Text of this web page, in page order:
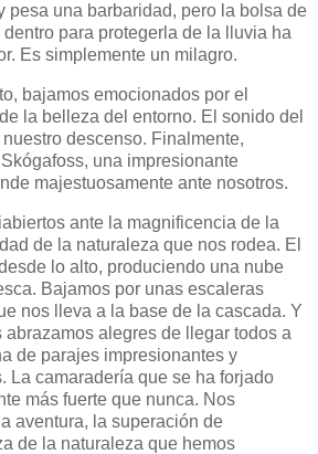
pesa una barbaridad, pero la bolsa de
para protegerla de la lluvia ha
Es simplemente un milagro.
bajamos emocionados por el
la belleza del entorno. El sonido del
descenso. Finalmente,
una impresionante
majestuosamente ante nosotros.
ante la magnificencia de la
de la naturaleza que nos rodea. El
lo alto, produciendo una nube
Bajamos por unas escaleras
nos lleva a la base de la cascada. Y
alegres de llegar todos a
de parajes impresionantes y
La camaradería que se ha forjado
más fuerte que nunca. Nos
aventura, la superación de
de la naturaleza que hemos